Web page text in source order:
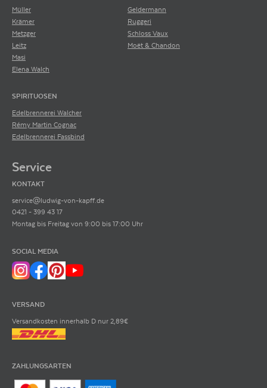
Müller
Krämer
Metzger
Leitz
Masi
Elena Walch
Geldermann
Ruggeri
Schloss Vaux
Moët & Chandon
SPIRITUOSEN
Edelbrennerei Walcher
Rémy Martin Cognac
Edelbrennerei Fassbind
Service
KONTAKT
service@ludwig-von-kapff.de
0421 - 399 43 17
Montag bis Freitag von 9:00 bis 17:00 Uhr
SOCIAL MEDIA
VERSAND
Versandkosten innerhalb D nur 2,89€
ZAHLUNGSARTEN